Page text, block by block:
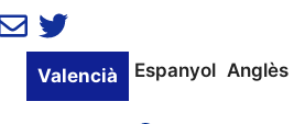
Valencià Espanyol Anglès